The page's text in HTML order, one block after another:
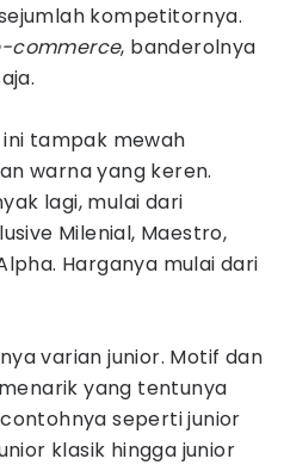
kompetitornya.
commerce, banderolnya
ini tampak mewah
warna yang keren.
lagi, mulai dari
Milenial, Maestro,
Harganya mulai dari
varian junior. Motif dan
yang tentunya
seperti junior
klasik hingga junior